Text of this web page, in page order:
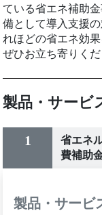
ている省エネ補助
備として導入支援
れほどの省エネ効
ぜひお立ち寄りくだ
製品・サービ
1
省エネ
費補助
製品・サービ